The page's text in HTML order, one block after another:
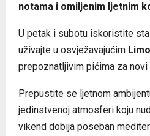
notama i omiljenim ljetnim
U petak i subotu iskoristite
uživajte u osvježavajućim
prepoznatljivim pićima za novi
Prepustite se ljetnom
jedinstvenoj atmosferi koju
vikend dobija poseban